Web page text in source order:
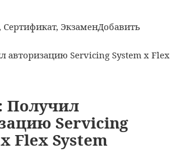
Management
Professional
, Сертификат, ЭкзаменДобавить
Получил
Servicing
Flex System